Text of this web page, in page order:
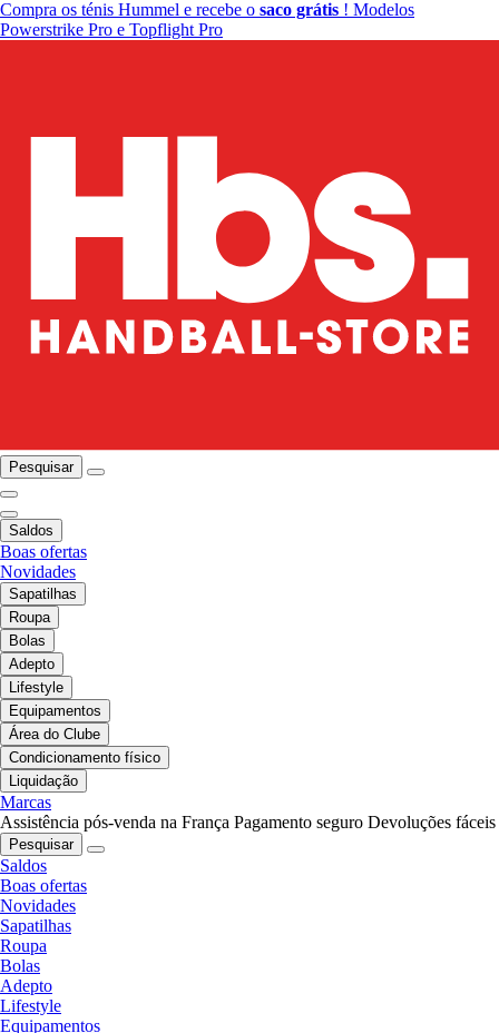
Compra os ténis Hummel e recebe o saco grátis ! Modelos
Powerstrike Pro e Topflight Pro
Pesquisar
Saldos
Boas ofertas
Novidades
Sapatilhas
Roupa
Bolas
Adepto
Lifestyle
Equipamentos
Área do Clube
Condicionamento físico
Liquidação
Marcas
Assistência pós-venda na França Pagamento seguro Devoluções fáceis
Pesquisar
Saldos
Boas ofertas
Novidades
Sapatilhas
Roupa
Bolas
Adepto
Lifestyle
Equipamentos